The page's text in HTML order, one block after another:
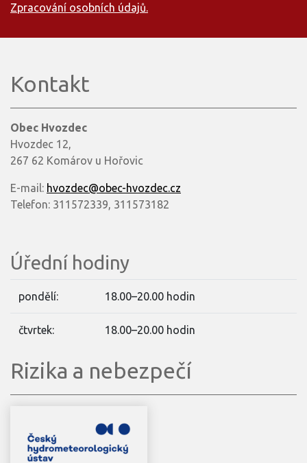
Zpracování osobních údajů.
Kontakt
Obec Hvozdec
Hvozdec 12,
267 62 Komárov u Hořovic
E-mail: hvozdec@obec-hvozdec.cz
Telefon: 311572339, 311573182
Úřední hodiny
pondělí: 18.00–20.00 hodin
čtvrtek: 18.00–20.00 hodin
Rizika a nebezpečí